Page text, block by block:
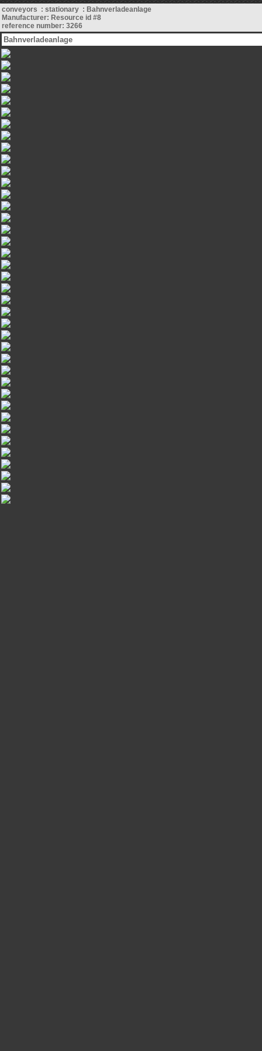
conveyors : stationary : Bahnverladeanlage
Manufacturer: Resource id #8
reference number: 3266
Bahnverladeanlage